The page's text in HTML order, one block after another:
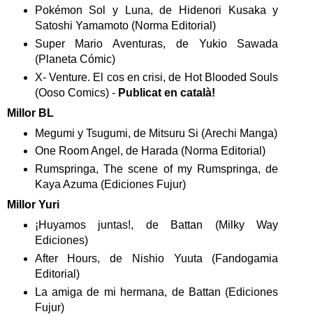
Pokémon Sol y Luna, de Hidenori Kusaka y
Satoshi Yamamoto (Norma Editorial)
Super Mario Aventuras, de Yukio Sawada
(Planeta Cómic)
X- Venture. El cos en crisi, de Hot Blooded Souls
(Ooso Comics) - Publicat en català!
Millor BL
Megumi y Tsugumi, de Mitsuru Si (Arechi Manga)
One Room Angel, de Harada (Norma Editorial)
Rumspringa, The scene of my Rumspringa, de
Kaya Azuma (Ediciones Fujur)
Millor Yuri
¡Huyamos juntas!, de Battan (Milky Way
Ediciones)
After Hours, de Nishio Yuuta (Fandogamia
Editorial)
La amiga de mi hermana, de Battan (Ediciones
Fujur)